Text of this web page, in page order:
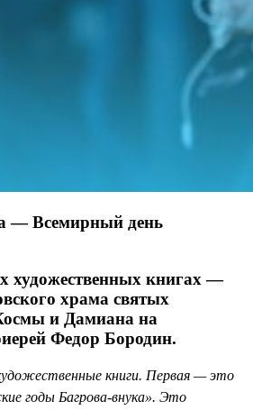
— Всемирный день
художественных книгах —
храма святых
и Дамиана на
Федор Бородин.
книги. Первая — это
годы Багрова-внука». Это